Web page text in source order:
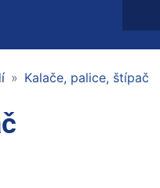
Kalače, palice, štípač